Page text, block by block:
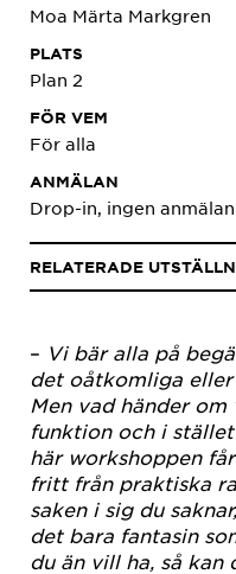
– Vi bär alla på
det oåtkomliga
Men vad händer
funktion och i
här workshoppen
fritt från praktiska
saken i sig du
det bara fantasin
du än vill ha, så
Moa Märta Markgren
PLATS
Plan 2
FÖR VEM
För alla
ANMÄLAN
Drop-in, ingen anmälan
RELATERADE